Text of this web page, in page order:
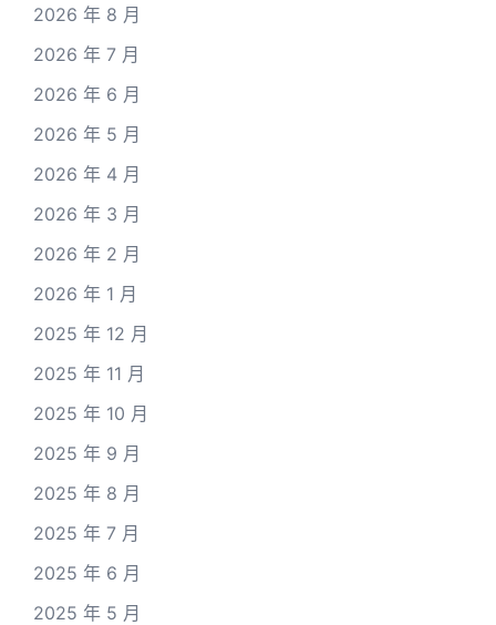
2026 年 8 月
2026 年 7 月
2026 年 6 月
2026 年 5 月
2026 年 4 月
2026 年 3 月
2026 年 2 月
2026 年 1 月
2025 年 12 月
2025 年 11 月
2025 年 10 月
2025 年 9 月
2025 年 8 月
2025 年 7 月
2025 年 6 月
2025 年 5 月